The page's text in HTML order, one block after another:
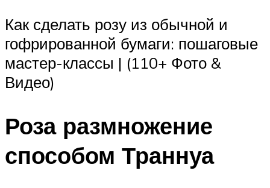
Как сделать розу из обычной и
гофрированной бумаги: пошаговые
мастер-классы | (110+ Фото &
Видео)
Роза размножение
способом Траннуа